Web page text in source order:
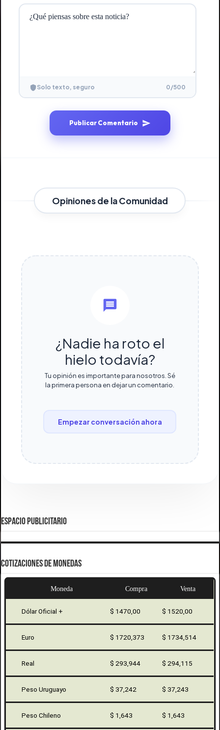
Solo texto, seguro 0/500
Publicar Comentario
Opiniones de la Comunidad
¿Nadie ha roto el
hielo todavía?
Tu opinión es importante para nosotros. Sé
la primera persona en dejar un comentario.
Empezar conversación ahora
ESPACIO PUBLICITARIO
COTIZACIONES DE MONEDAS
Moneda Compra Venta
Dólar Oficial + $ 1470,00 $ 1520,00
Euro $ 1720,373 $ 1734,514
Real $ 293,944 $ 294,115
Peso Uruguayo $ 37,242 $ 37,243
Peso Chileno $ 1,643 $ 1,643